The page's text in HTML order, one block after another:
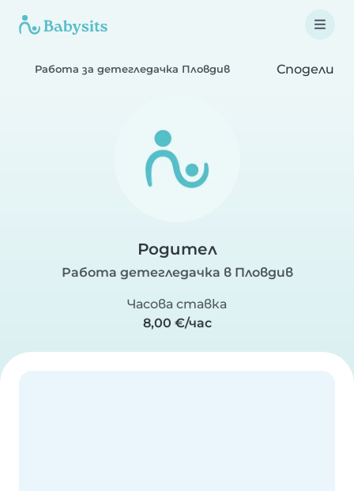
Работа за детегледачка Пловдив Сподели
Родител
Работа детегледачка в Пловдив
Часова ставка
8,00 €/час